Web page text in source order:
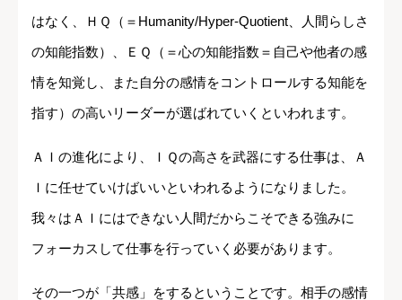
はなく、ＨＱ（＝Humanity/Hyper-Quotient、人間らしさ
の知能指数）、ＥＱ（＝心の知能指数＝自己や他者の感
情を知覚し、また自分の感情をコントロールする知能を
指す）の高いリーダーが選ばれていくといわれます。
ＡＩの進化により、ＩＱの高さを武器にする仕事は、Ａ
Ｉに任せていけばいいといわれるようになりました。
我々はＡＩにはできない人間だからこそできる強みに
フォーカスして仕事を行っていく必要があります。
その一つが「共感」をするということです。相手の感情